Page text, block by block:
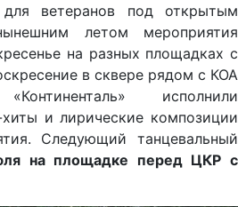
для ветеранов под открытым
летом мероприятия
на разных площадках с
в сквере рядом с КОА
исполнили
и лирические композиции
Следующий танцевальный
на площадке перед ЦКР с